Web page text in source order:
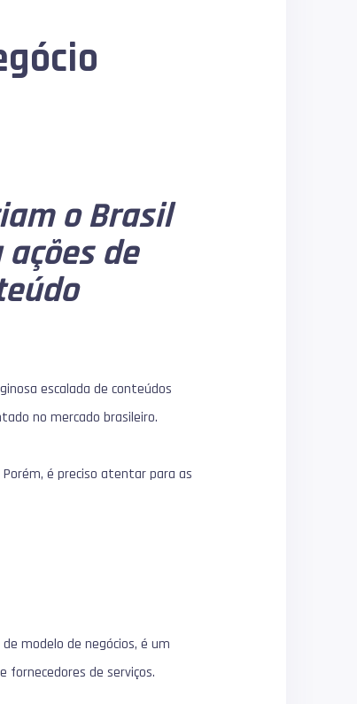
o Brasil
de
escalada de conteúdos
no mercado brasileiro.
é preciso atentar para as
modelo de negócios, é um
fornecedores de serviços.